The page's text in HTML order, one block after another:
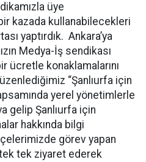
üye
kazada kullanabilecekleri
yaptırdık. Ankara’ya
Medya-İş sendikası
ücretle konaklamalarını
“Şanlıurfa için
yerel yönetimlerle
gelip Şanlıurfa için
hakkında bilgi
görev yapan
tek tek ziyaret ederek